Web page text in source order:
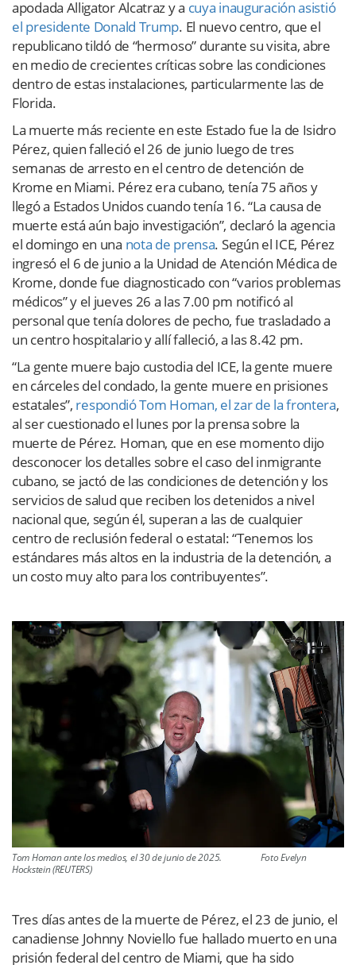
apodada Alligator Alcatraz y a cuya inauguración asistió
el presidente Donald Trump. El nuevo centro, que el
republicano tildó de “hermoso” durante su visita, abre
en medio de crecientes críticas sobre las condiciones
dentro de estas instalaciones, particularmente las de
Florida.
La muerte más reciente en este Estado fue la de Isidro
Pérez, quien falleció el 26 de junio luego de tres
semanas de arresto en el centro de detención de
Krome en Miami. Pérez era cubano, tenía 75 años y
llegó a Estados Unidos cuando tenía 16. “La causa de
muerte está aún bajo investigación”, declaró la agencia
el domingo en una nota de prensa. Según el ICE, Pérez
ingresó el 6 de junio a la Unidad de Atención Médica de
Krome, donde fue diagnosticado con “varios problemas
médicos” y el jueves 26 a las 7.00 pm notificó al
personal que tenía dolores de pecho, fue trasladado a
un centro hospitalario y allí falleció, a las 8.42 pm.
“La gente muere bajo custodia del ICE, la gente muere
en cárceles del condado, la gente muere en prisiones
estatales”, respondió Tom Homan, el zar de la frontera,
al ser cuestionado el lunes por la prensa sobre la
muerte de Pérez. Homan, que en ese momento dijo
desconocer los detalles sobre el caso del inmigrante
cubano, se jactó de las condiciones de detención y los
servicios de salud que reciben los detenidos a nivel
nacional que, según él, superan a las de cualquier
centro de reclusión federal o estatal: “Tenemos los
estándares más altos en la industria de la detención, a
un costo muy alto para los contribuyentes”.
Tom Homan ante los medios, el 30 de junio de 2025. Foto Evelyn
Hockstein (REUTERS)
Tres días antes de la muerte de Pérez, el 23 de junio, el
canadiense Johnny Noviello fue hallado muerto en una
prisión federal del centro de Miami, que ha sido